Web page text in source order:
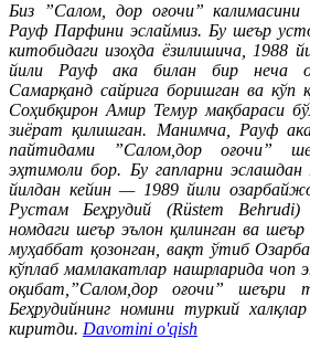
Биз ”Салом, дор оғочи”
Рауф Парфини эслаймиз. Бу шеър
китобидаги изоҳда ёзилишича, 1988
йили Рауф ака билан бир неча
Самарқанд сайрига боришган ва кўп
Соҳибқирон Амир Темур мақбараси
зиёрат қилишган. Манимча, Рауф
пайтидами ”Салом,дор оғочи”
эҳтимоли бор. Бу гапларни
йилдан кейин — 1989 йили
Рустам Беҳрудий (Rüstem
номдаги шеър эълон қилинган ва
муҳаббат қозонган, вақт ўтиб
кўплаб мамлакатлар нашрларида чоп
оқибат,”Салом,дор оғочи” шеъри
Беҳрудийнинг номини туркий
киритди. Davomini o'qish